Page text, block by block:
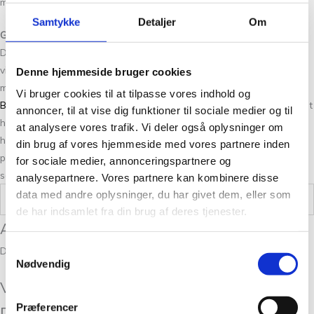
Samtykke Detaljer Om
Denne hjemmeside bruger cookies
Vi bruger cookies til at tilpasse vores indhold og
annoncer, til at vise dig funktioner til sociale medier og til
at analysere vores trafik. Vi deler også oplysninger om
din brug af vores hjemmeside med vores partnere inden
for sociale medier, annonceringspartnere og
analysepartnere. Vores partnere kan kombinere disse
data med andre oplysninger, du har givet dem, eller som
de har indsamlet fra din brug af deres tjenester.
Samtykkevalg
Nødvendig
Præferencer
God kvalitetsgarn til overkommelige priser
Der er ikke noget vigtigere for os end garn af god kvalitet. Derfor har
vi også udviklet vores egne mærker. Så vi kan stå inde for
materialevalg og produktion, hvorfor vi også har udviklet
Bio
med flere, som er bæredygtige garner. Vi mener, at pris og kvalitet
hænger sammen, hvorfor du altid kan regne med en god pris, når du
handler garn hos os. Selvom du skal strikke eller hækle et større
projekt, så kan det godt betale sig at handle hos os. Du får altid god
service oven i hatten – og det er gratis!
Vægt 0,05 kg
Anmeldelser
Der er endnu ikke nogle anmeldelser.
Vær den første til at anmelde “Petiteknit